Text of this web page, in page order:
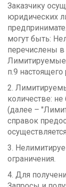
Заказчику
юридических
могут быть:
перечислены в
Лимитируемые
п.9 настоящего
2.
количестве:
(далее –
справок
3.
ограничения.
4. Для